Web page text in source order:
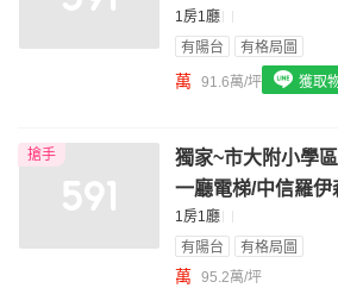
我想找廁所開窗的物件
我想找具垃圾處理的物件
1房1廳
有陽台
有格局圖
萬 91.6萬/坪 獲取
搶手
獨家~市大附小學
一廳電梯/中信羅伊
1房1廳
有陽台
有格局圖
萬 95.2萬/坪